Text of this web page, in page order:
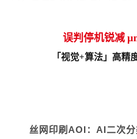
误判停机锐减
「视觉+算法」高精
丝网印刷 AOI： AI二次分